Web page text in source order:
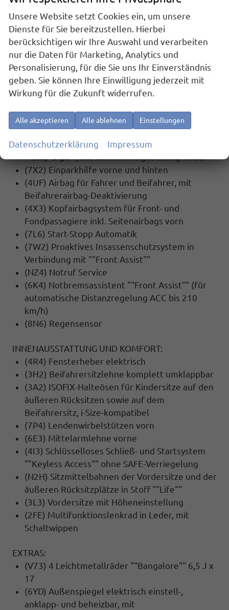
und Android Auto
(9ZV) Telefonschnittstelle mit induktiver
Ladefunktion
SICHERHEIT:
(1AS) Elektronisches Stabilisierungsprogramm
mit Gegenlenkunterstützung, ABS, ASR, EDS,
MSR und Gespannstabilisierung
(UG1) Berganfahrassistent
(EM2) Ablenkungs- und Müdigkeitserkennung
(8T8) Automatische Distanzregelung ACC
""stop & go"", mit Geschwindigkeitsbegrenzer
(7X2) Einparkhilfe vorne und hinten
(4UF) Airbag für Fahrer und Beifahrer, mit
Beifahrerairbag-Deaktivierung
(4X3) Kopfairbagsystem für Front- und
Fondpassagiere inkl. Seitenairbags vorn
(7L6) Start-Stopp Automatik
(7W2) Proaktives Insassenschutzsystem in
Verbindung mit ""Front Assist""
(NZ4) Notruf Service
(6K4) Notbremsassistent ""Front Assist"" (für
automatische Distanzregelung ACC bis 210
km/h)
(8N6) Regensensor
INNENAUSSTATTUNG UND KOMFORT:
(4R4) Fensterheber elektrisch
(3H2) Beifahrersitzlehne komplett umklappbar
(3A2) ISOFIX-Halteösen für Kindersitze auf den
äußeren Rücksitzen sowie auf dem
Beifahrersitz, i-Size-kompatibel
(7P4) Lendenwirbelstützen vorn
(6E3) Mittelarmlehne vorne
(4I3) Schlüsselloses Schließ- und Startsystem
""Keyless Access"" ohne SAFE-Verriegelung
(N2H) Sitzmittelbahnen der Vordersitze und der
äußeren Rücksitzplätze in Stoff ""Life""
(3L3) Vordersitze mit Höheneinstellung
(2FE) Multifunktionslenkrad in Leder, mit
Schaltwippen
EXTRAS:
(V73) 4 Leichtmetallräder ""Bangalore"" 6,5 J x
17
(6YD) Außenspiegel elektrisch einstell-,
anklapp- und beheizbar, mit
Unsere Website setzt Cookies ein, um unsere
Dienste für Sie bereitzustellen. Hierbei
berücksichtigen wir Ihre Auswahl und verarbeiten
nur die Daten für Marketing, Analytics und
Personalisierung, für die Sie uns Ihr Einverständnis
geben. Sie können Ihre Einwilligung jederzeit mit
Wirkung für die Zukunft widerrufen.
Alle akzeptieren Alle ablehnen Einstellungen
Datenschutzerklärung Impressum